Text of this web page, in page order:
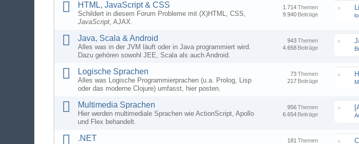
HTML, JavaScript & CSS
Schildert in diesem Forum Probleme mit (X)HTML, CSS,
JavaScript, AJAX.
Themen
1.714
Beiträge
9.940
Java, Scala & Android
Alles was in der JVM läuft oder in Java programmiert wird.
Dazu gehören sowohl JEE, Scala als auch Android.
Themen
943
Beiträge
4.658
Logische Sprachen
Alles was Logische Programmierprachen (u.a. Prolog, Lisp
oder das moderne Clojure) umfasst, hier posten.
Themen
73
Beiträge
217
Multimedia Sprachen
Hier werden multimediale Sprachen wie ActionScript, Apollo
und Flex behandelt.
Themen
956
Beiträge
6.654
.NET Themen
181